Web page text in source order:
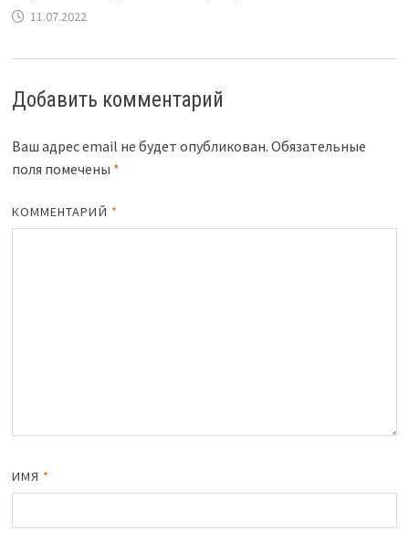
11.07.2022
Добавить комментарий
Ваш адрес email не будет опубликован. Обязательные
поля помечены *
КОММЕНТАРИЙ *
ИМЯ *